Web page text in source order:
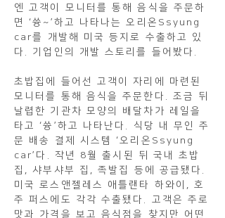
엔 고객이 모니터를 통해 음식을 주문하
면 ‘쓩~’하고 나타나는 오리온Ssyung
car를 개발해 미국 등지로 수출하고 있
다. 기업인의 개발 스토리를 들어봤다.
초밥집에 들어선 고객이 자리에 마련된
모니터를 통해 음식을 주문한다. 조금 뒤
날렵한 기관차 모양의 배달차가 레일을
타고 ‘쓩’하고 나타난다. 식당 내 무인 주
문 배송 결제 시스템 ‘오리온Ssyung
car’다. 작년 8월 출시된 뒤 국내 초밥
집, 샤부샤부 집, 족발집 등에 공급됐다.
미국 로스앤젤레스 애틀랜타 하와이, 호
주 퍼스에도 각각 수출됐다. 고객은 주로
맛과 가격을 보고 음식점을 찾지만 어떤